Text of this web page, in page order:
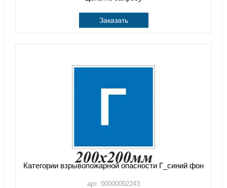
Заказать
Категории взрывопожарной опасности Г_синий фон
арт. 00000002243